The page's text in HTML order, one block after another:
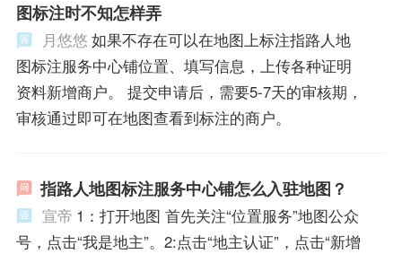
图标注时不知怎样弄
月悠悠 如果不存在可以在地图上标注指路人地
图标注服务中心铺位置、填写信息，上传各种证明
资料新增商户。 提交申请后，需要5-7天的审核期，
审核通过即可在地图查看到标注的商户。
指路人地图标注服务中心铺怎么入驻地图？
宣帝 1：打开地图 首先关注“位置服务”地图公众
号，点击“我是地主”。2:点击“地主认证”，点击“新增